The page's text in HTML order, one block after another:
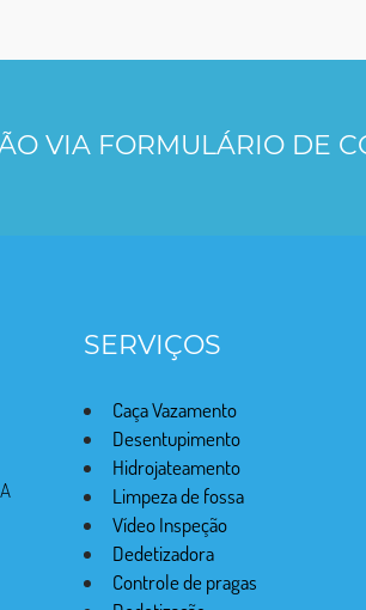
VIA FORMULÁRIO DE
SERVIÇOS
Caça Vazamento
Desentupimento
Hidrojateamento
Limpeza de fossa
Vídeo Inspeção
Dedetizadora
Controle de pragas